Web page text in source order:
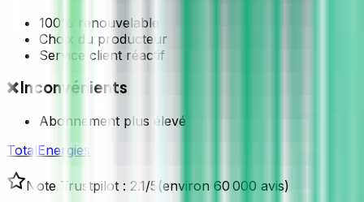
100% renouvelable
Choix du producteur
Service client réactif
❌ Inconvénients
Abonnement plus élevé
TotalEnergies
Note Trustpilot : 2.1/5 (environ 60 000 avis)